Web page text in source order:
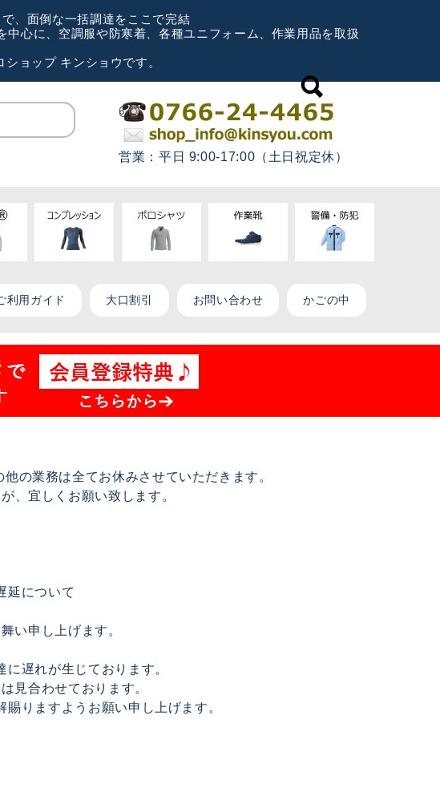
、面倒な一括調達をここで完結
心に、空調服や防寒着、各種ユニフォーム、作業用品を取扱
ョップ キンショウです。
営業：平日 9:00-17:00（土日祝定休）
利用ガイド 大口割引 お問い合わせ かごの中
の業務は全てお休みさせていただきます。
、宜しくお願い致します。
延について
い申し上げます。
遅れが生じております。
見合わせております。
りますようお願い申し上げます。